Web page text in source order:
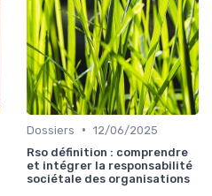
Dossiers • 12/06/2025
Rso définition : comprendre
et intégrer la responsabilité
sociétale des organisations